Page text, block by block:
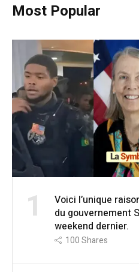
Most Popular
1
Voici l’unique
du gouvernement
weekend dernier.
100Shares